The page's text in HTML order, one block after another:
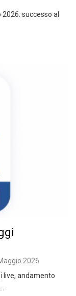
successo al
2026
live, andamento